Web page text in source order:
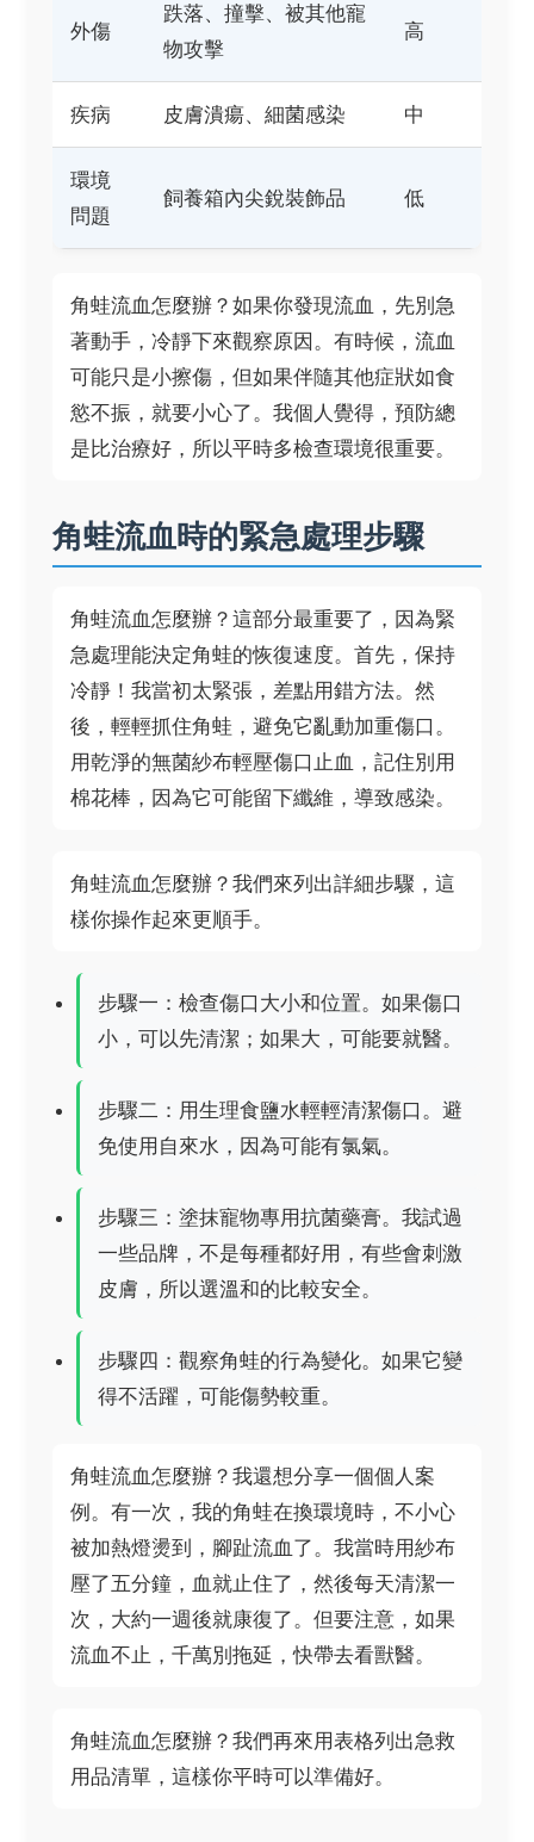
外傷
跌落、撞擊、被其他寵
物攻擊
高
疾病 皮膚潰瘍、細菌感染 中
環境
問題
飼養箱內尖銳裝飾品 低
角蛙流血怎麼辦？如果你發現流血，先別急
著動手，冷靜下來觀察原因。有時候，流血
可能只是小擦傷，但如果伴隨其他症狀如食
慾不振，就要小心了。我個人覺得，預防總
是比治療好，所以平時多檢查環境很重要。
角蛙流血時的緊急處理步驟
角蛙流血怎麼辦？這部分最重要了，因為緊
急處理能決定角蛙的恢復速度。首先，保持
冷靜！我當初太緊張，差點用錯方法。然
後，輕輕抓住角蛙，避免它亂動加重傷口。
用乾淨的無菌紗布輕壓傷口止血，記住別用
棉花棒，因為它可能留下纖維，導致感染。
角蛙流血怎麼辦？我們來列出詳細步驟，這
樣你操作起來更順手。
步驟一：檢查傷口大小和位置。如果傷口
小，可以先清潔；如果大，可能要就醫。
步驟二：用生理食鹽水輕輕清潔傷口。避
免使用自來水，因為可能有氯氣。
步驟三：塗抹寵物專用抗菌藥膏。我試過
一些品牌，不是每種都好用，有些會刺激
皮膚，所以選溫和的比較安全。
步驟四：觀察角蛙的行為變化。如果它變
得不活躍，可能傷勢較重。
角蛙流血怎麼辦？我還想分享一個個人案
例。有一次，我的角蛙在換環境時，不小心
被加熱燈燙到，腳趾流血了。我當時用紗布
壓了五分鐘，血就止住了，然後每天清潔一
次，大約一週後就康復了。但要注意，如果
流血不止，千萬別拖延，快帶去看獸醫。
角蛙流血怎麼辦？我們再來用表格列出急救
用品清單，這樣你平時可以準備好。